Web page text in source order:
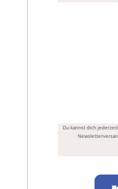
Du kannst dich